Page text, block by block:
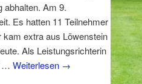
abhalten. Am 9.
Es hatten 11 Teilnehmer
extra aus Löwenstein
Als Leistungsrichterin
…Weiterlesen →